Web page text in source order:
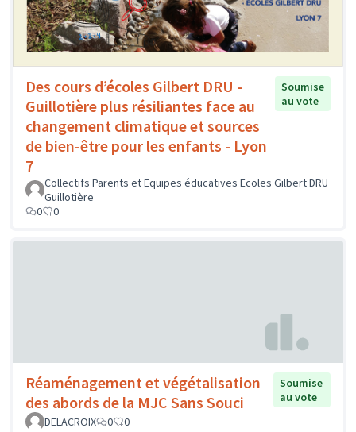
Des cours d’écoles Gilbert DRU -
Guillotière plus résiliantes face au
changement climatique et sources
de bien-être pour les enfants - Lyon
7
Soumise
au vote
Collectifs Parents et Equipes éducatives Ecoles Gilbert DRU
Guillotière
0
0
Réaménagement et végétalisation
des abords de la MJC Sans Souci
Soumise
au vote
DELACROIX
0 0